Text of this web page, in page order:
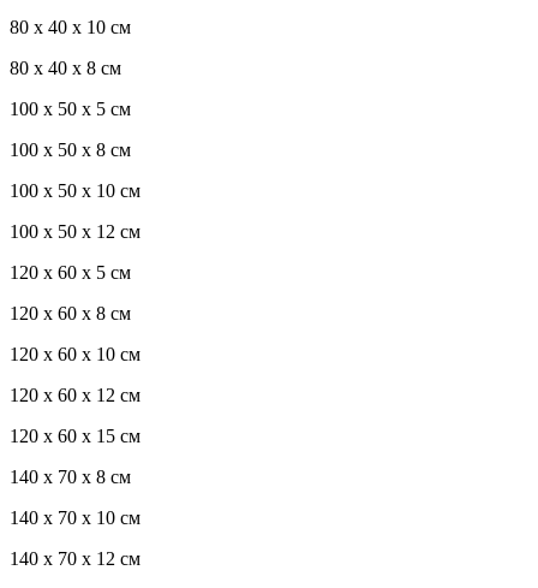
80 x 40 x 10 см
80 x 40 x 8 см
100 x 50 x 5 см
100 х 50 х 8 см
100 x 50 x 10 см
100 x 50 x 12 см
120 x 60 x 5 см
120 x 60 x 8 см
120 x 60 x 10 см
120 x 60 x 12 см
120 x 60 x 15 см
140 x 70 x 8 см
140 x 70 x 10 см
140 x 70 x 12 см